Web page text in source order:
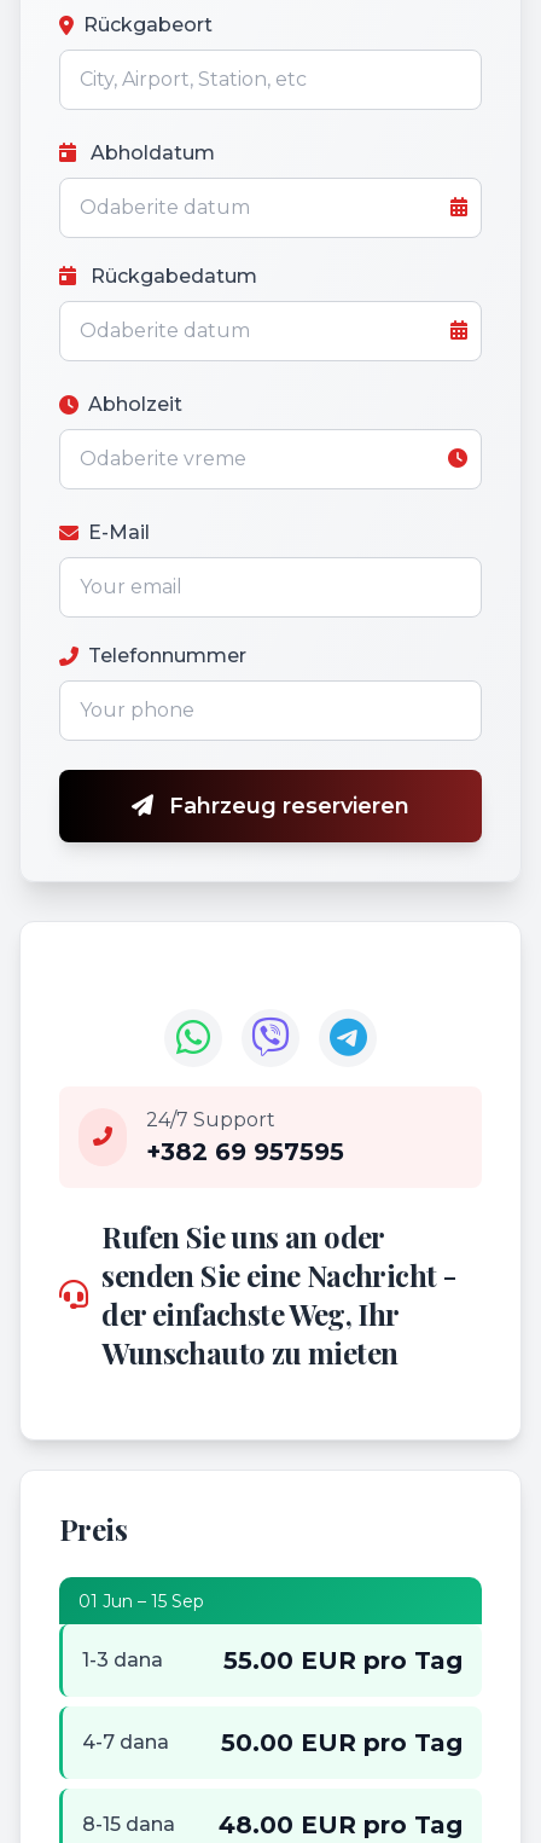
Rückgabeort
Abholdatum
Rückgabedatum
Abholzeit
E-Mail
Telefonnummer
Fahrzeug reservieren
24/7 Support
+382 69 957595
Rufen Sie uns an oder
senden Sie eine Nachricht -
der einfachste Weg, Ihr
Wunschauto zu mieten
Preis
01 Jun – 15 Sep
1-3 dana 55.00 EUR pro Tag
4-7 dana 50.00 EUR pro Tag
8-15 dana 48.00 EUR pro Tag